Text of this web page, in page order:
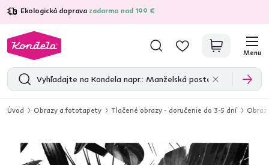
Ekologická doprava zadarmo nad 199 €
4,7 31 285overených produktových recenzií
Menu
Úvod Obrazy a fototapety Tlačené obrazy - doručenie do 3-5 dní